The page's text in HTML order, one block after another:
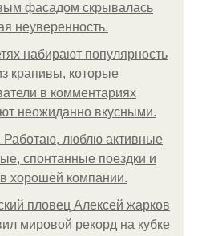
фасадом скрывалась
неуверенность.
набирают популярность
крапивы, которые
в комментариях
неожиданно вкусными.
Работаю, люблю активные
спонтанные поездки и
хорошей компании.
пловец Алексей жарков
мировой рекорд на кубке